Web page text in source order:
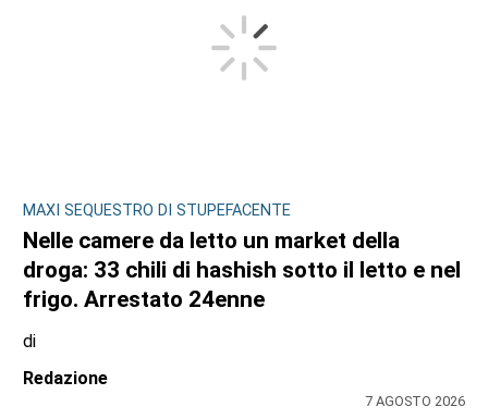
MAXI SEQUESTRO DI STUPEFACENTE
Nelle camere da letto un market della
droga: 33 chili di hashish sotto il letto e nel
frigo. Arrestato 24enne
di
Redazione
7 AGOSTO 2026